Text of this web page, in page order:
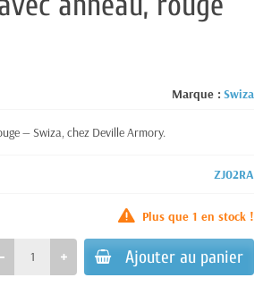
Marque : Swiza
— Swiza, chez Deville Armory.
ZJ02RA
Plus que 1 en stock !
Ajouter au panier